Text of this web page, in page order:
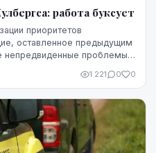
работа буксует
приоритетов
оставленное предыдущим
непредвиденные проблемы,
1 221 0 0